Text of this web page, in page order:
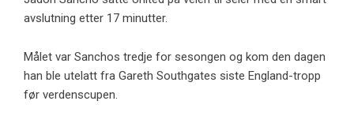
avslutning etter 17 minutter.
Målet var Sanchos tredje for sesongen og kom den dagen
han ble utelatt fra Gareth Southgates siste England-tropp
før verdenscupen.